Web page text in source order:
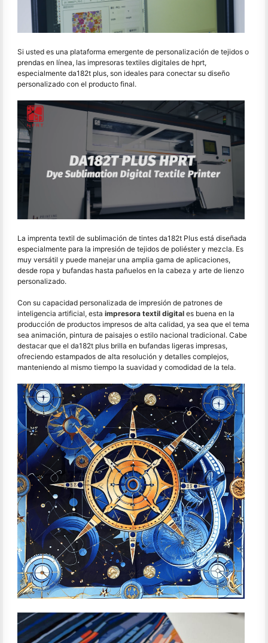
Si usted es una plataforma emergente de personalización de tejidos o
prendas en línea, las impresoras textiles digitales de hprt,
especialmente da182t plus, son ideales para conectar su diseño
personalizado con el producto final.
La imprenta textil de sublimación de tintes da182t Plus está diseñada
especialmente para la impresión de tejidos de poliéster y mezcla. Es
muy versátil y puede manejar una amplia gama de aplicaciones,
desde ropa y bufandas hasta pañuelos en la cabeza y arte de lienzo
personalizado.
Con su capacidad personalizada de impresión de patrones de
inteligencia artificial, esta impresora textil digital es buena en la
producción de productos impresos de alta calidad, ya sea que el tema
sea animación, pintura de paisajes o estilo nacional tradicional. Cabe
destacar que el da182t plus brilla en bufandas ligeras impresas,
ofreciendo estampados de alta resolución y detalles complejos,
manteniendo al mismo tiempo la suavidad y comodidad de la tela.